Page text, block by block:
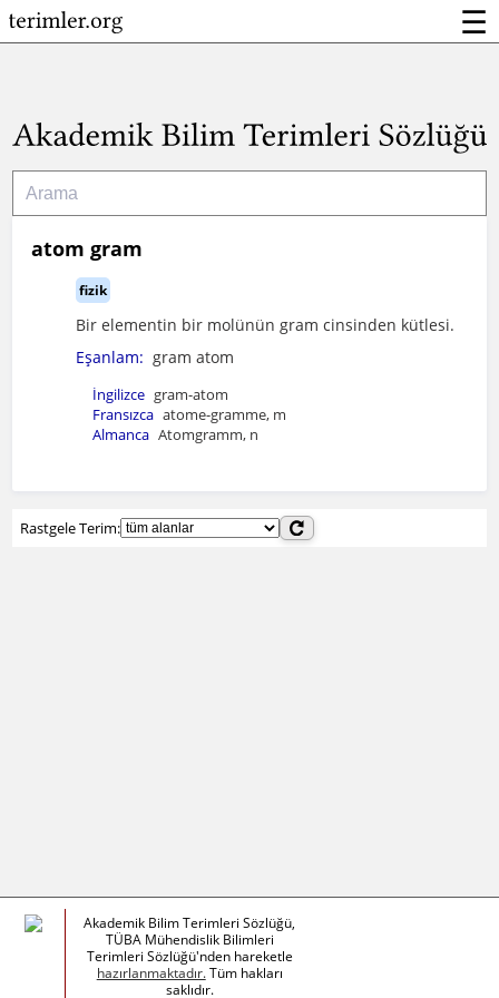
☰
atom gram
fizik
Bir elementin bir molünün gram cinsinden kütlesi.
Eşanlam: gram atom
İngilizce gram-atom
Fransızca atome-gramme, m
Almanca Atomgramm, n
Rastgele Terim:
Akademik Bilim Terimleri Sözlüğü,
TÜBA Mühendislik Bilimleri
Terimleri Sözlüğü'nden hareketle
hazırlanmaktadır.Tüm hakları
saklıdır.